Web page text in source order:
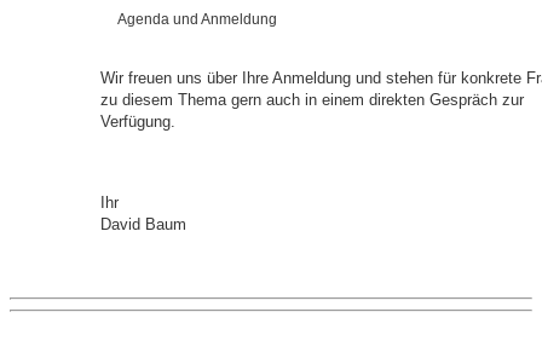
Agenda und Anmeldung
Wir freuen uns über Ihre Anmeldung und stehen für konkrete
zu diesem Thema gern auch in einem direkten Gespräch zur
Verfügung.
Ihr
David Baum